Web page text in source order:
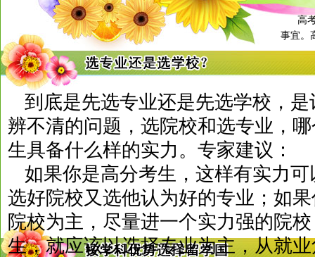
高
事宜。
到底是先选专业还是先选学校，
辨不清的问题，选院校和选专业，
生具备什么样的实力。专家建议：
如果你是高分考生，这样有实力
选好院校又选他认为好的专业；如
院校为主，尽量进一个实力强的院
生，就应该以选择专业为主，从就